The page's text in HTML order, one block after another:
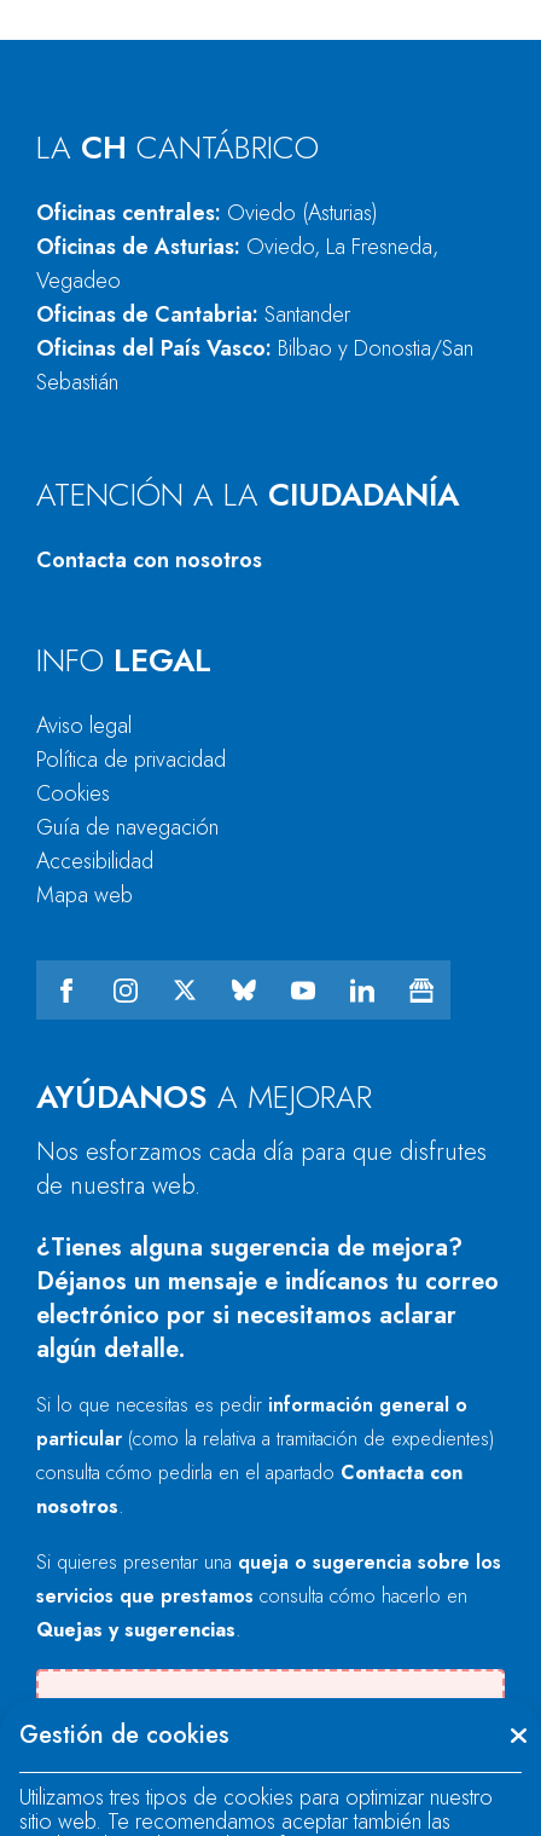
LA CH CANTÁBRICO
Oficinas centrales: Oviedo (Asturias)
Oficinas de Asturias: Oviedo, La Fresneda,
Vegadeo
Oficinas de Cantabria: Santander
Oficinas del País Vasco: Bilbao y Donostia/San
Sebastián
ATENCIÓN A LA CIUDADANÍA
Contacta con nosotros
AYÚDANOS A MEJORAR
Nos esforzamos cada día para que disfrutes
de nuestra web.
¿Tienes alguna sugerencia de mejora?
Déjanos un mensaje e indícanos tu correo
electrónico por si necesitamos aclarar
algún detalle.
Si lo que necesitas es pedir información general o
particular (como la relativa a tramitación de expedientes)
consulta cómo pedirla en el apartado Contacta con
nosotros.
Si quieres presentar una queja o sugerencia sobre los
servicios que prestamos consulta cómo hacerlo en
Quejas y sugerencias.
"text".
INFO LEGAL
Aviso legal
Política de privacidad
Cookies
Guía de navegación
Accesibilidad
Mapa web
Gestión de cookies
Utilizamos tres tipos de cookies para optimizar nuestro
sitio web. Te recomendamos aceptar también las